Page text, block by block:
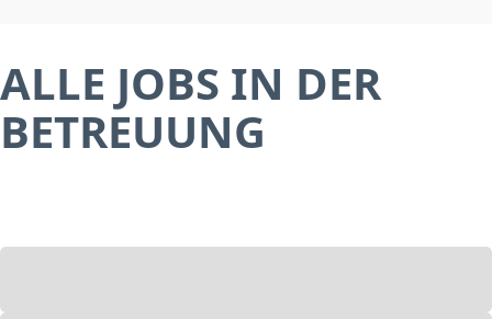
ALLE JOBS IN DER
BETREUUNG